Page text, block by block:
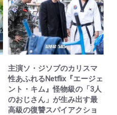
主演ソ・ジソブのカリスマ
性あふれるNetflix『エージェ
ント・キム』怪物級の「3人
のおじさん」が生み出す最
高級の復讐スパイアクショ